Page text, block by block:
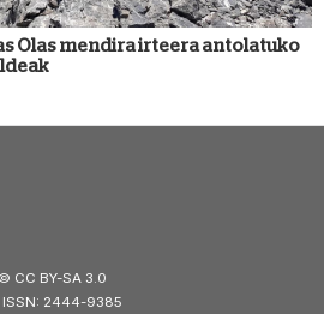
Olas mendira irteera antolatuko
CC BY-SA 3.0
ISSN: 2444-9385